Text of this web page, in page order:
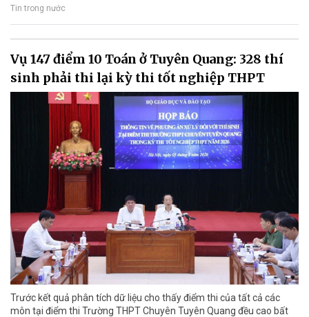
Tin trong nước
Vụ 147 điểm 10 Toán ở Tuyên Quang: 328 thí
sinh phải thi lại kỳ thi tốt nghiệp THPT
Trước kết quả phân tích dữ liệu cho thấy điểm thi của tất cả các
môn tại điểm thi Trường THPT Chuyên Tuyên Quang đều cao bất